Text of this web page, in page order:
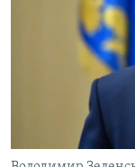
ВІДЕОУРОКИ
СВІДЧЕННЯ
УКРАЇНСЬКА
ІНФОГРАФІКА
ЯК ОБІЙТИ
ДОЛУЧАЙСЯ!